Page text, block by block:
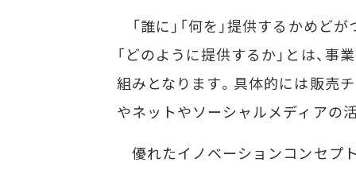
「誰に」「何を」提供するかめど
「どのように提供するか」とは、
組みとなります。具体的には販売
やネットやソーシャルメディアの
優れたイノベーションコンセプ